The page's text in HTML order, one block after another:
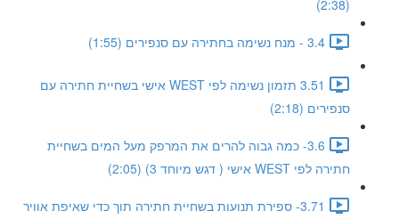
(2:38)
3.4 - מנח נשימה בחתירה עם סנפירים (1:55)
3.51 תזמון נשימה לפי WEST אישי בשחיית חתירה עם
סנפירים (2:18)
3.6- כמה גבוה להרים את המרפק מעל המים בשחיית
חתירה לפי WEST אישי ( דגש מיוחד 3) (2:05)
3.71- ספירת תנועות בשחיית חתירה תוך כדי שאיפת אוויר